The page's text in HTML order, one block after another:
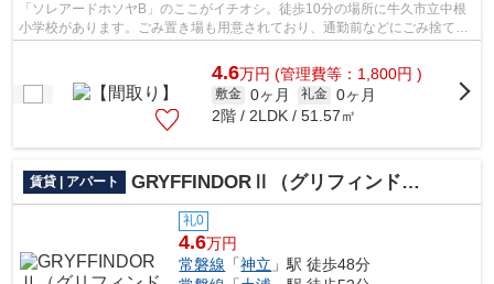
「ソレアードホソヤB」のここがイチオシ。徒歩10分の場所に牛久市立中根
小学校があります。ごみ置き場も用意されており、通勤前などにごみ捨て可
4.6万円 (管理費等：1,800円 )
敷金 0ヶ月 礼金 0ヶ月
2階 / 2LDK / 51.57㎡
賃貸 | アパート GRYFFINDORⅡ（グリフィンドール）
礼0
4.6万円
常磐線 「神立 」駅 徒歩48分